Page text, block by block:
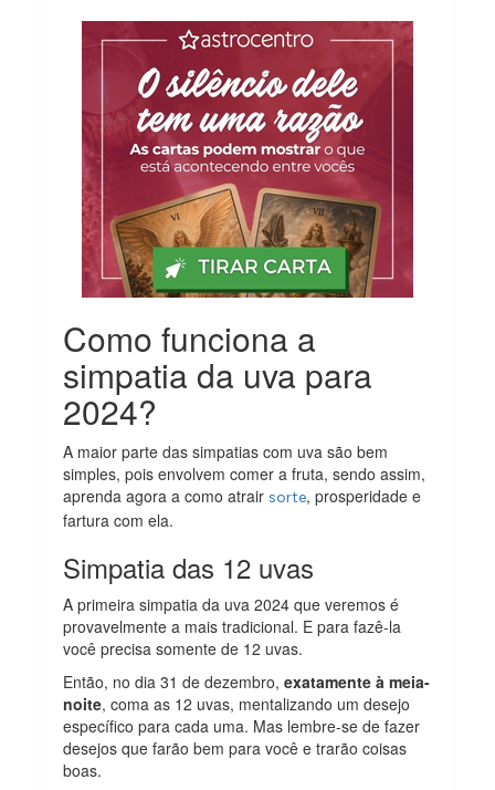
Como funciona a
simpatia da uva para
2024?
A maior parte das simpatias com uva são bem
simples, pois envolvem comer a fruta, sendo assim,
aprenda agora a como atrairsorte, prosperidade e
fartura com ela.
Simpatia das 12 uvas
A primeira simpatia da uva 2024 que veremos é
provavelmente a mais tradicional. E para fazê-la
você precisa somente de 12 uvas.
Então, no dia 31 de dezembro,exatamente à meia-
noite, coma as 12 uvas, mentalizando um desejo
específico para cada uma. Mas lembre-se de fazer
desejos que farão bem para você e trarão coisas
boas.